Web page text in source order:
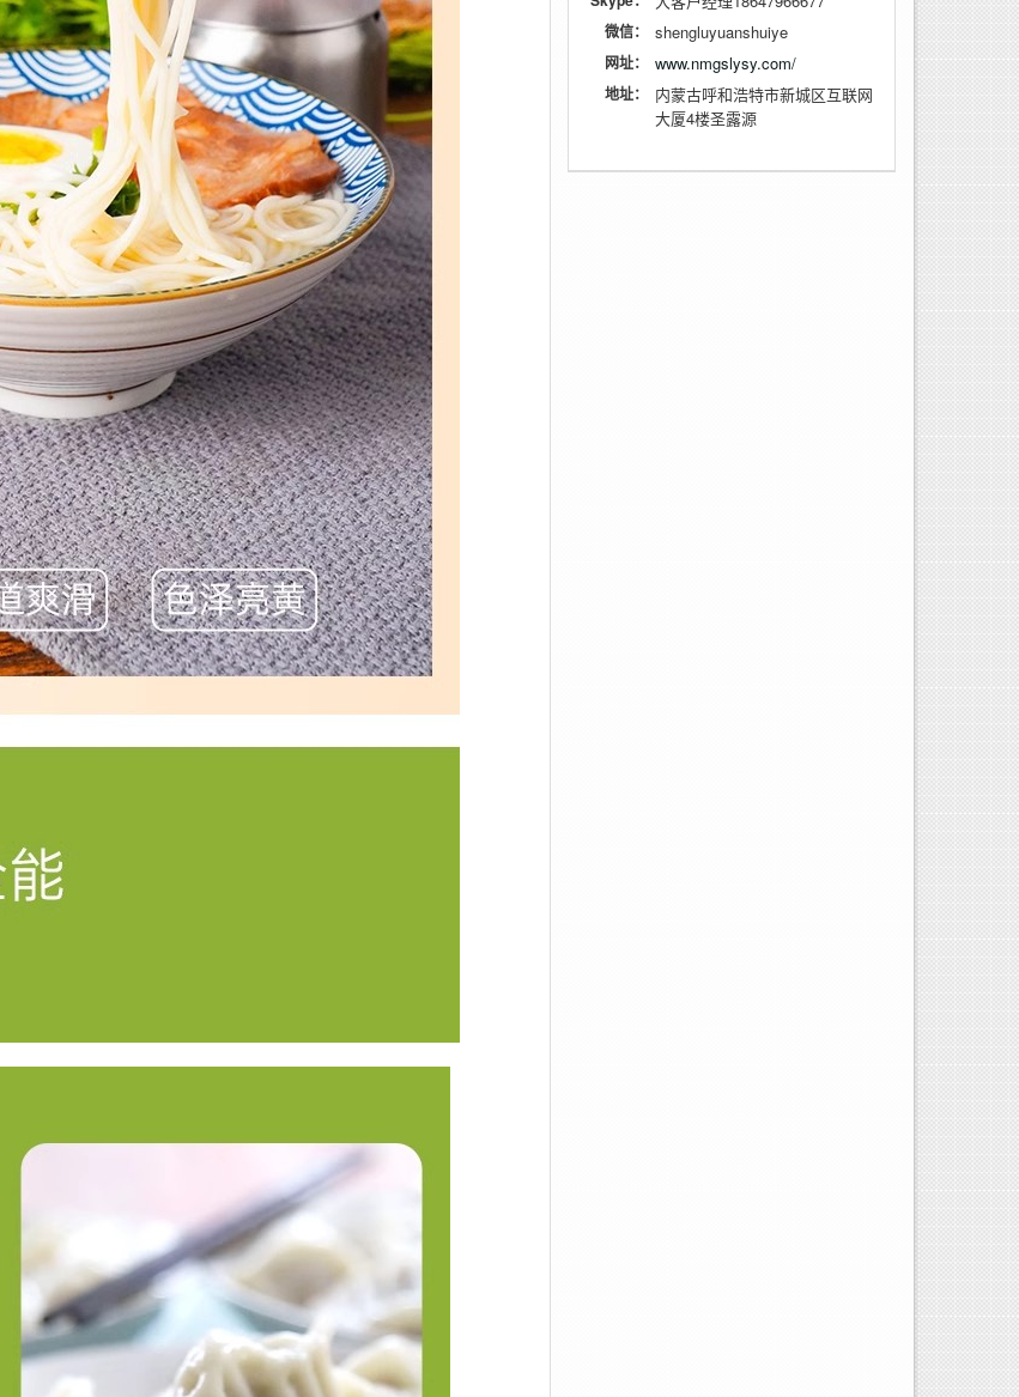
微信： shengluyuanshuiye
网址： www.nmgslysy.com/
地址：
内蒙古呼和浩特市新城区互联网
大厦4楼圣露源